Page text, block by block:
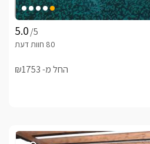
/5
החל מ- ₪1753